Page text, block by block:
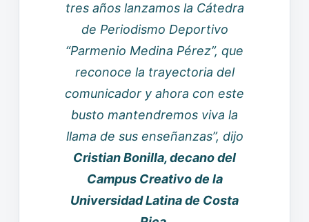
tres años lanzamos la Cátedra
de Periodismo Deportivo
“Parmenio Medina Pérez”, que
reconoce la trayectoria del
comunicador y ahora con este
busto mantendremos viva la
llama de sus enseñanzas”, dijo
Cristian Bonilla, decano del
Campus Creativo de la
Universidad Latina de Costa